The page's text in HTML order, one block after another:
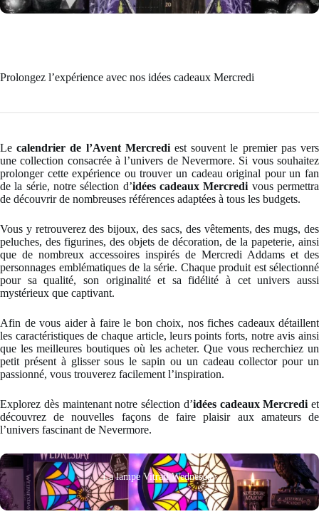
Prolongez l’expérience avec nos idées cadeaux Mercredi
Lecalendrier de l’Avent Mercrediest souvent le premier pas vers
une collection consacrée à l’univers de Nevermore. Si vous souhaitez
prolonger cette expérience ou trouver un cadeau original pour un fan
de la série, notre sélection d’idées cadeaux Mercredivous permettra
de découvrir de nombreuses références adaptées à tous les budgets.
Vous y retrouverez des bijoux, des sacs, des vêtements, des mugs, des
peluches, des figurines, des objets de décoration, de la papeterie, ainsi
que de nombreux accessoires inspirés de Mercredi Addams et des
personnages emblématiques de la série. Chaque produit est sélectionné
pour sa qualité, son originalité et sa fidélité à cet univers aussi
mystérieux que captivant.
Afin de vous aider à faire le bon choix, nos fiches cadeaux détaillent
les caractéristiques de chaque article, leurs points forts, notre avis ainsi
que les meilleures boutiques où les acheter. Que vous recherchiez un
petit présent à glisser sous le sapin ou un cadeau collector pour un
passionné, vous trouverez facilement l’inspiration.
Explorez dès maintenant notre sélection d’idées cadeaux Mercrediet
découvrez de nouvelles façons de faire plaisir aux amateurs de
l’univers fascinant de Nevermore.
La lampe Vitrail Wednesday